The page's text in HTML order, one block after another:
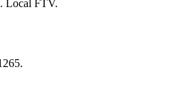
Local FTV.